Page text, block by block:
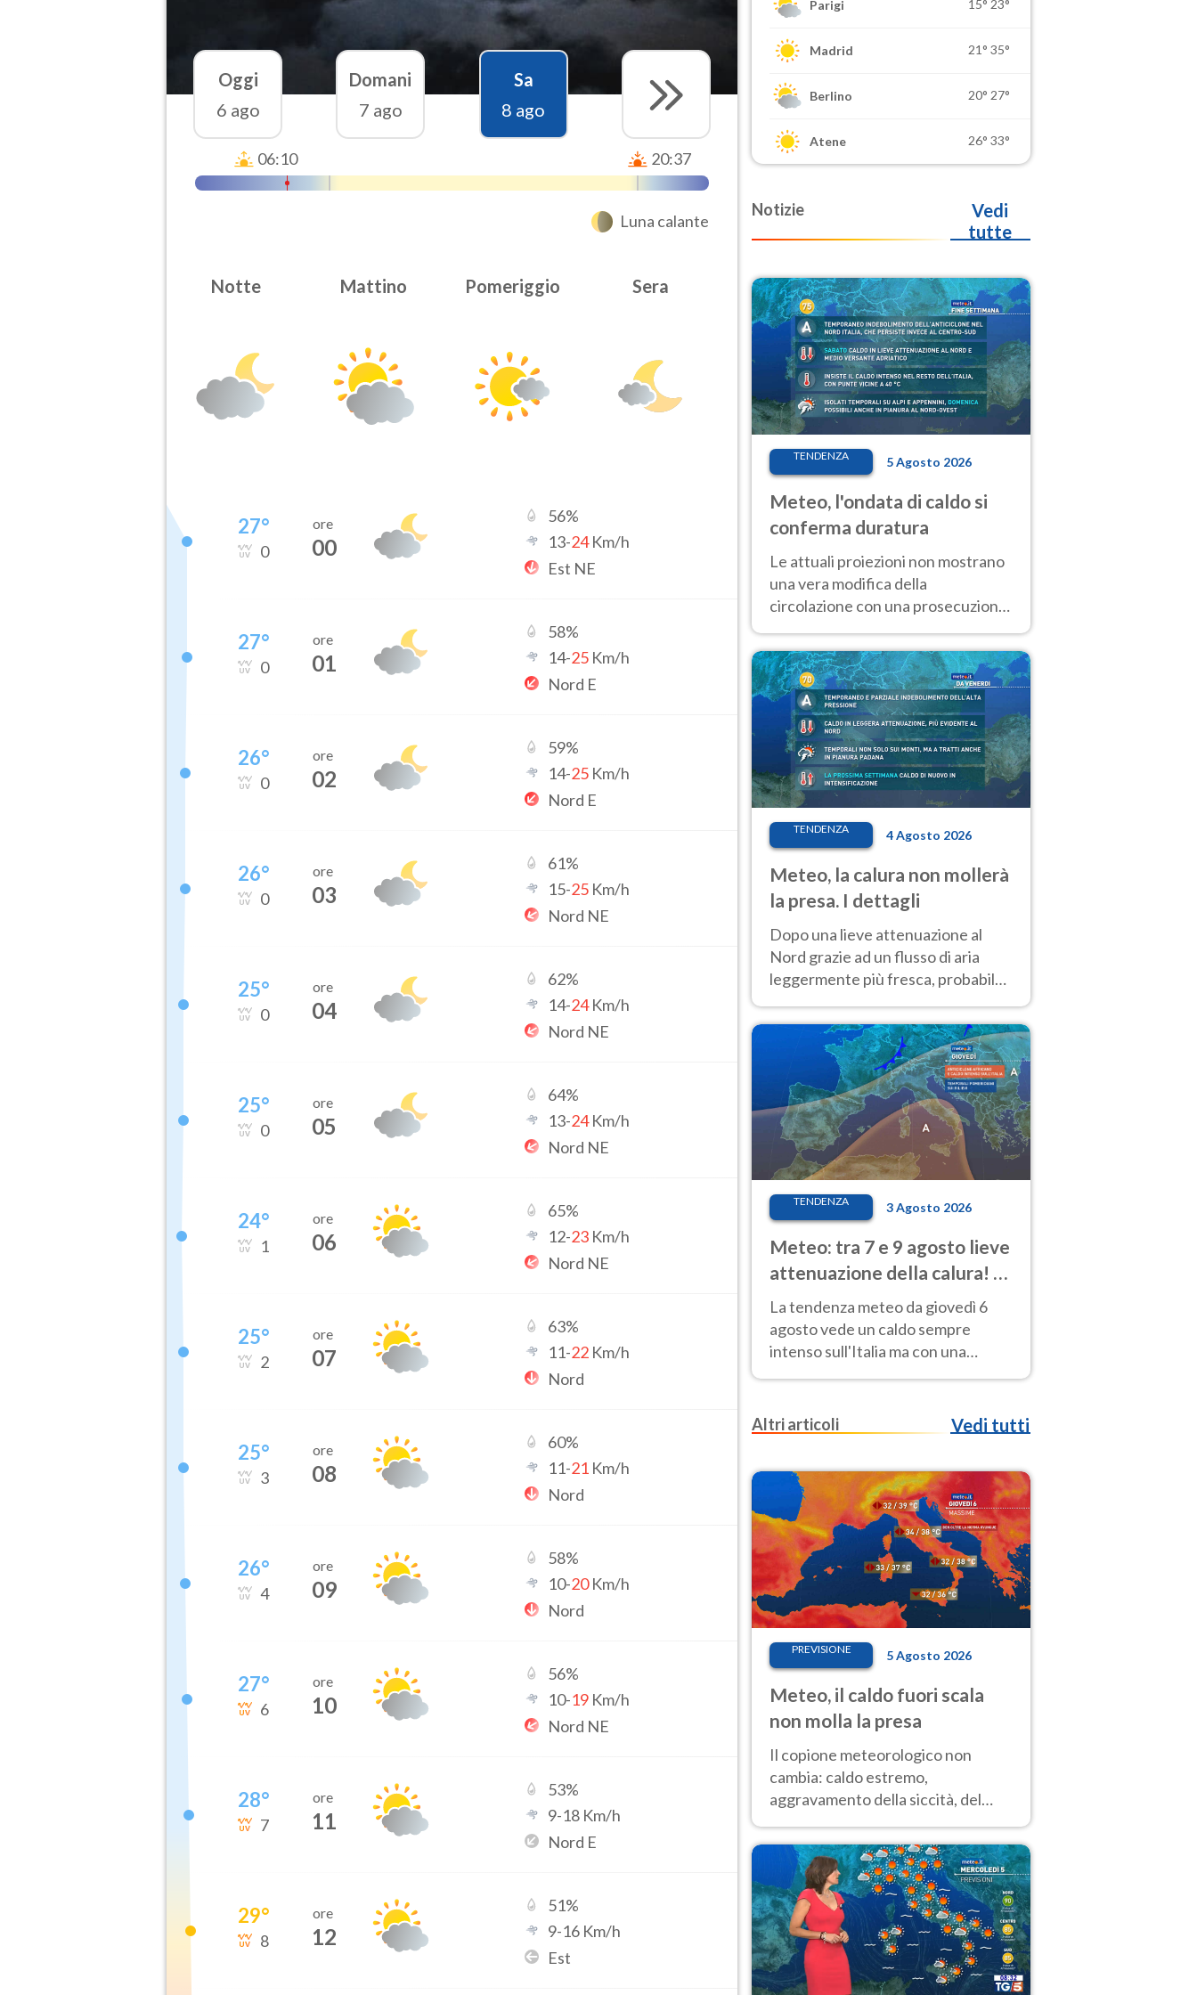
Oggi
6 ago
Domani
7 ago
Sa
8 ago
06:10 20:37
Luna calante
Notte Mattino Pomeriggio Sera
27°
0
ore
00
56%
13-24Km/h
Est NE
27°
0
ore
01
58%
14-25 Km/h
Nord E
26°
0
ore
02
59%
14-25 Km/h
Nord E
26°
0
ore
03
61%
15-25 Km/h
Nord NE
25°
0
ore
04
62%
14-24Km/h
Nord NE
25°
0
ore
05
64%
13-24Km/h
Nord NE
24°
1
ore
06
65%
12-23 Km/h
Nord NE
25°
2
ore
07
63%
11-22 Km/h
Nord
25°
3
ore
08
60%
11-21 Km/h
Nord
26°
4
ore
09
58%
10-20Km/h
Nord
27°
6
ore
10
56%
10-19 Km/h
Nord NE
28°
7
ore
11
53%
9-18 Km/h
Nord E
29°
8
ore
12
51%
9-16 Km/h
Est
Parigi 15° 23°
Madrid 21° 35°
Berlino 20° 27°
Atene 26° 33°
Notizie
Vedi
tutte
TENDENZA 5 Agosto 2026
Meteo, l'ondata di caldo si
conferma duratura
Le attuali proiezioni non mostrano
una vera modifica della
circolazione con una prosecuzione
giorni, compresa la settimana di
Ferragosto
TENDENZA 4 Agosto 2026
Meteo, la calura non mollerà
la presa. I dettagli
Dopo una lieve attenuazione al
Nord grazie ad un flusso di aria
leggermente più fresca, probabile
africano entro Ferragosto
TENDENZA 3 Agosto 2026
Meteo: tra 7 e 9 agosto lieve
attenuazione della calura! Al
Nord rischio temporali
La tendenza meteo da giovedì 6
agosto vede un caldo sempre
intenso sull'Italia ma con una
parziale e lieve attenuazione tra il 7
Altri articoli
Vedi tutti
PREVISIONE 5 Agosto 2026
Meteo, il caldo fuori scala
non molla la presa
Il copione meteorologico non
cambia: caldo estremo,
aggravamento della siccità, del
calore. Nessun cambiamento fino
Ferragosto